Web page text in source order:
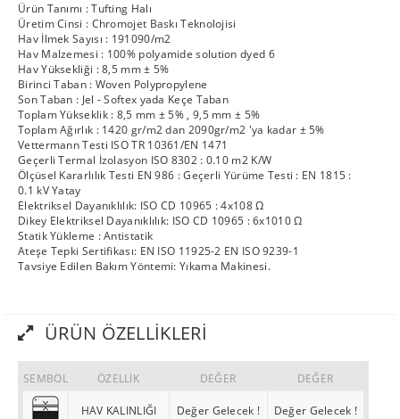
Ürün Tanımı : Tufting Halı
Üretim Cinsi : Chromojet Baskı Teknolojisi
Hav İlmek Sayısı : 191090/m2
Hav Malzemesi : 100% polyamide solution dyed 6
Hav Yüksekliği : 8,5 mm ± 5%
Birinci Taban : Woven Polypropylene
Son Taban : Jel - Softex yada Keçe Taban
Toplam Yükseklik : 8,5 mm ± 5% , 9,5 mm ± 5%
Toplam Ağırlık : 1420 gr/m2 dan 2090gr/m2 'ya kadar ± 5%
Vettermann Testi ISO TR 10361/EN 1471
Geçerli Termal İzolasyon ISO 8302 : 0.10 m2 K/W
Ölçüsel Kararlılık Testi EN 986 : Geçerli Yürüme Testi : EN 1815 :
0.1 kV Yatay
Elektriksel Dayanıklılık: ISO CD 10965 : 4x108 Ω
Dikey Elektriksel Dayanıklılık: ISO CD 10965 : 6x1010 Ω
Statik Yükleme : Antistatik
Ateşe Tepki Sertifikası: EN ISO 11925-2 EN ISO 9239-1
Tavsiye Edilen Bakım Yöntemi: Yıkama Makinesi.
ÜRÜN ÖZELLIKLERI
SEMBOL ÖZELLİK DEĞER DEĞER
HAV KALINLIĞI Değer Gelecek ! Değer Gelecek !